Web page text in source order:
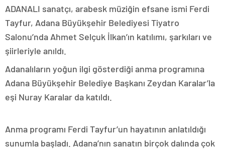
ADANALI sanatçı, arabesk müziğin efsane ismi Ferdi
Tayfur, Adana Büyükşehir Belediyesi Tiyatro
Salonu’nda Ahmet Selçuk İlkan’ın katılımı, şarkıları ve
şiirleriyle anıldı.
Adanalıların yoğun ilgi gösterdiği anma programına
Adana Büyükşehir Belediye Başkanı Zeydan Karalar’la
eşi Nuray Karalar da katıldı.
Anma programı Ferdi Tayfur’un hayatının anlatıldığı
sunumla başladı. Adana’nın sanatın birçok dalında çok